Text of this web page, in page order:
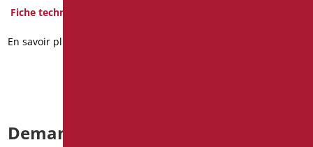
Fiche technique
En savoir plus
Demande d’informations